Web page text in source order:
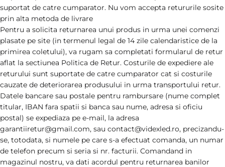
suportat de catre cumparator. Nu vom accepta retururile sosite
prin alta metoda de livrare
Pentru a solicita returnarea unui produs in urma unei comenzi
plasate pe site (in termenul legal de 14 zile calendaristice de la
primirea coletului), va rugam sa completati formularul de retur
aflat la sectiunea Politica de Retur. Costurile de expediere ale
returului sunt suportate de catre cumparator cat si costurile
cauzate de deteriorarea produsului in urma transportului retur.
Datele bancare sau postale pentru rambursare (nume complet
titular, IBAN fara spatii si banca sau nume, adresa si oficiu
postal) se expediaza pe e-mail, la adresa
garantiiretur@gmail.com, sau contact@videxled.ro, precizandu-
se, totodata, si numele pe care s-a efectuat comanda, un numar
de telefon precum si seria si nr. facturii. Comandand in
magazinul nostru, va dati acordul pentru returnarea banilor